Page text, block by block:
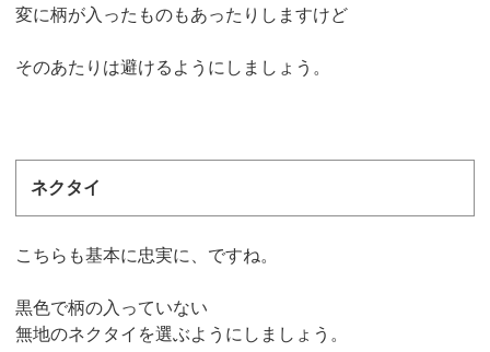
変に柄が入ったものもあったりしますけど
そのあたりは避けるようにしましょう。
ネクタイ
こちらも基本に忠実に、ですね。
黒色で柄の入っていない
無地のネクタイを選ぶようにしましょう。